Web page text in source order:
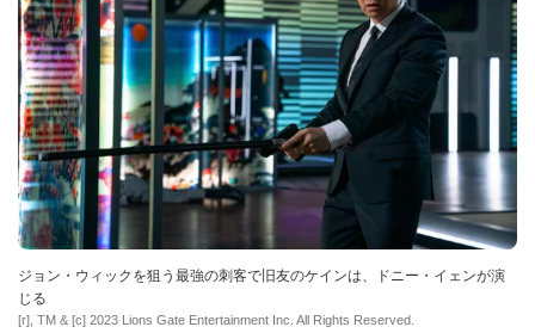
ジョン・ウィックを狙う最強の刺客で旧友のケインは、ドニー・イェンが演
じる
[r], TM & [c] 2023 Lions Gate Entertainment Inc. All Rights Reserved.